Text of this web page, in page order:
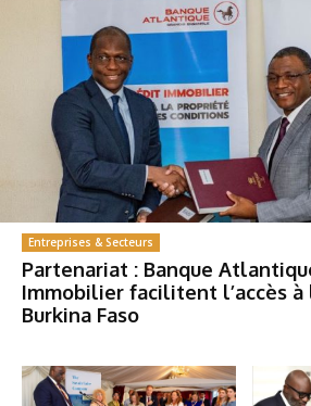
Entreprises & Secteurs
Partenariat : Banque
Immobilier facilitent l’accès
Burkina Faso